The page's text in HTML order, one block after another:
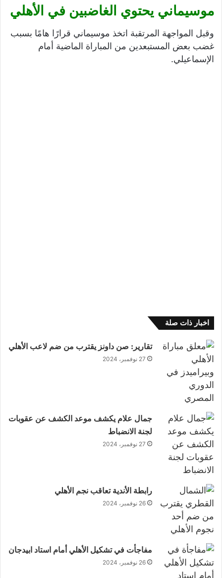
موسيماني يحتوي الغاضبين في الأهلي
وقبل المواجهة المرتقبة اتخذ موسيماني قرارًا هامًا بسبب
غضب بعض المستبعدين من المباراة الماضية أمام
الإسماعيلي.
اخبار ذات صلة
تقارير: صن داونز يقترب من ضم لاعب الأهلي
27 نوفمبر، 2024
جمال علام يكشف موعد الكشف عن عقوبات
لجنة الانضباط
27 نوفمبر، 2024
رابطة الأندية تعاقب نجم الأهلي
26 نوفمبر، 2024
مفاجأت في تشكيل الأهلي أمام استاد ابيدجان
26 نوفمبر، 2024